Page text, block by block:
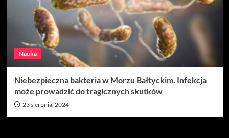
Nauka
Niebezpieczna bakteria w Morzu Bałtyckim. Infekcja
może prowadzić do tragicznych skutków
23 sierpnia, 2024